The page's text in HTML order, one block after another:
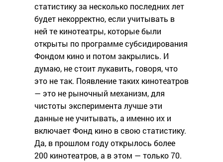
статистику за несколько последних лет
будет некорректно, если учитывать в
ней те кинотеатры, которые были
открыты по программе субсидирования
Фондом кино и потом закрылись. И
думаю, не стоит лукавить, говоря, что
это не так. Появление таких кинотеатров
— это не рыночный механизм, для
чистоты эксперимента лучше эти
данные не учитывать, а именно их и
включает Фонд кино в свою статистику.
Да, в прошлом году открылось более
200 кинотеатров, а в этом — только 70.